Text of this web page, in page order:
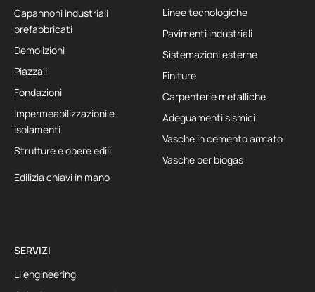
Capannoni industriali
prefabbricati
Demolizioni
Piazzali
Fondazioni
Impermeabilizzazioni e
isolamenti
Strutture e opere edili
Linee tecnologiche
Pavimenti industriali
Sistemazioni esterne
Finiture
Carpenterie metalliche
Adeguamenti sismici
Vasche in cemento armato
Vasche per biogas
Edilizia chiavi in mano
SERVIZI
LI engineering